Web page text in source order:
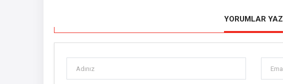
YORUMLAR YAZ